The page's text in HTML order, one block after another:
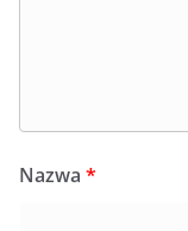
Nazwa *